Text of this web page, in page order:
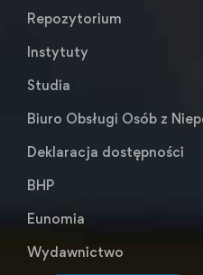
Repozytorium
Instytuty
Studia
Biuro Obsługi Osób z
Deklaracja dostępności
BHP
Eunomia
Wydawnictwo